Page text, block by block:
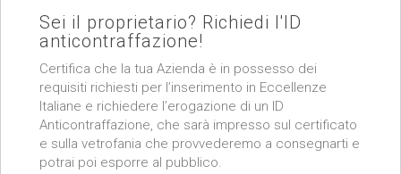
Sei il proprietario? Richiedi l'ID
anticontraffazione!
Certifica che la tua Azienda è in possesso dei
requisiti richiesti per l’inserimento in Eccellenze
Italiane e richiedere l’erogazione di un ID
Anticontraffazione, che sarà impresso sul certificato
e sulla vetrofania che provvederemo a consegnarti e
potrai poi esporre al pubblico.